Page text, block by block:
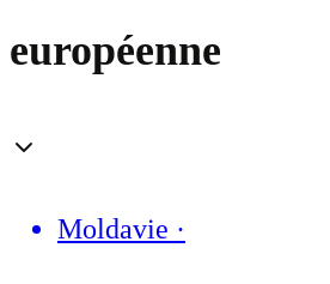
européenne
Moldavie ·